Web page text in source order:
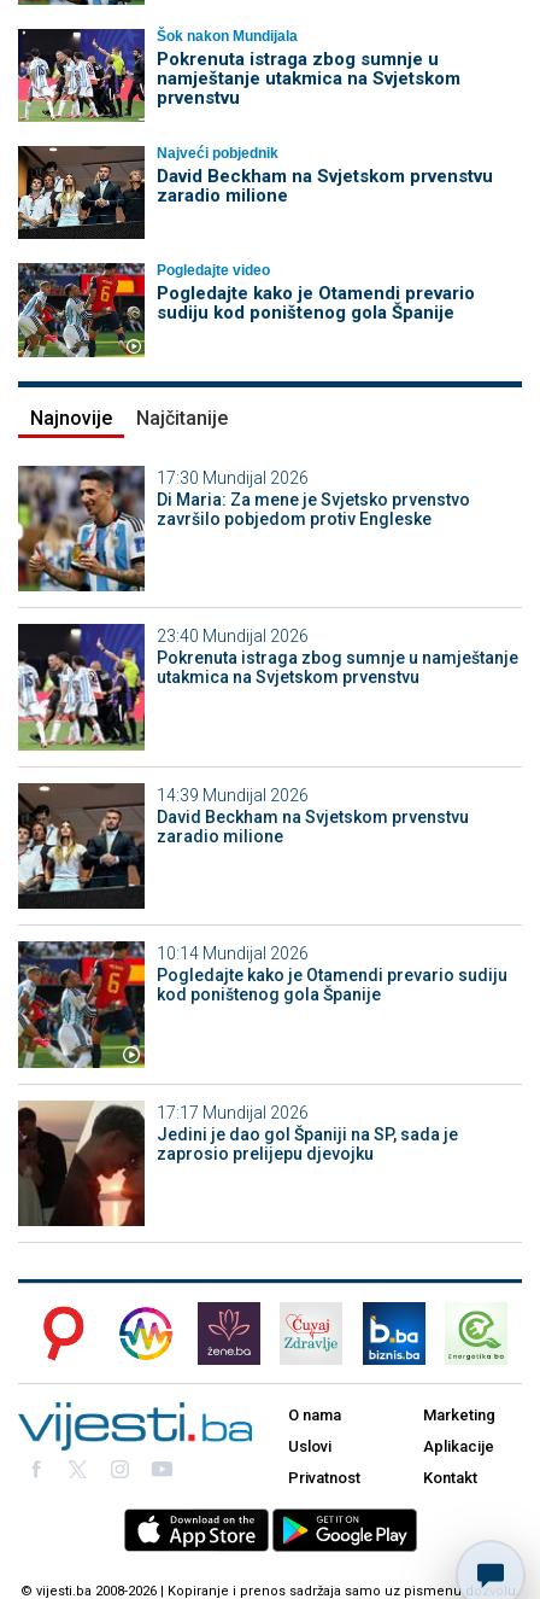
Šok nakon Mundijala
Pokrenuta istraga zbog sumnje u
namještanje utakmica na Svjetskom
prvenstvu
Najveći pobjednik
David Beckham na Svjetskom prvenstvu
zaradio milione
Pogledajte video
Pogledajte kako je Otamendi prevario
sudiju kod poništenog gola Španije
Najnovije Najčitanije
17:30 Mundijal 2026
Di Maria: Za mene je Svjetsko prvenstvo
završilo pobjedom protiv Engleske
23:40 Mundijal 2026
Pokrenuta istraga zbog sumnje u namještanje
utakmica na Svjetskom prvenstvu
14:39 Mundijal 2026
David Beckham na Svjetskom prvenstvu
zaradio milione
10:14 Mundijal 2026
Pogledajte kako je Otamendi prevario sudiju
kod poništenog gola Španije
17:17 Mundijal 2026
Jedini je dao gol Španiji na SP, sada je
zaprosio prelijepu djevojku
O nama
Uslovi
Privatnost
Marketing
Aplikacije
Kontakt
© vijesti.ba 2008-2026 | Kopiranje i prenos sadržaja samo uz pismenu dozvolu.